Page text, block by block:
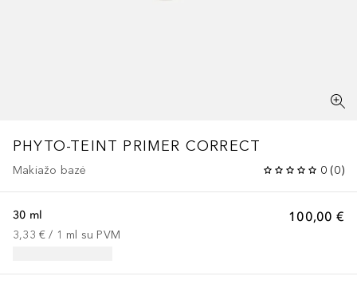
PHYTO-TEINT PRIMER CORRECT
Makiažo bazė 0 (0)
100,00 €
30 ml
3,33 € / 1 ml su PVM